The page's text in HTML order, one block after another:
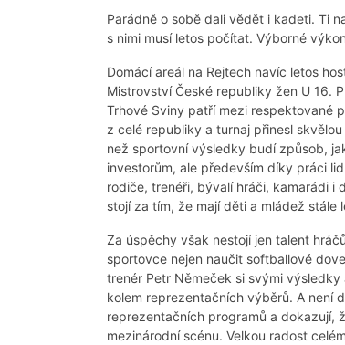
Parádně o sobě dali vědět i kadeti. Ti
s nimi musí letos počítat. Výborné
Domácí areál na Rejtech navíc letos
Mistrovství České republiky žen U 16.
Trhové Sviny patří mezi respektované
z celé republiky a turnaj přinesl
než sportovní výsledky budí způsob,
investorům, ale především díky práci
rodiče, trenéři, bývalí hráči, kamarádi i
stojí za tím, že mají děti a mládež stále
Za úspěchy však nestojí jen talent
sportovce nejen naučit softballové
trenér Petr Němeček si svými
kolem reprezentačních výběrů. A není
reprezentačních programů a dokazují,
mezinárodní scénu. Velkou radost